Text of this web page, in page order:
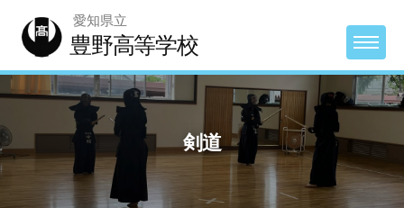
content
愛知県立
豊野高等学校 MENU
剣道